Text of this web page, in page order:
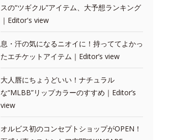
スの“ツギクル”アイテム、大予想ランキング
｜Editor's view
息・汗の気になるニオイに！持っててよかっ
たエチケットアイテム｜Editor’s view
大人唇にちょうどいい！ナチュラル
な“MLBB”リップカラーのすすめ｜Editor’s
view
オルビス初のコンセプトショップがOPEN！